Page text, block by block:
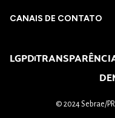
CANAIS DE CONTATO
LGPD
© 2024 Sebrae/